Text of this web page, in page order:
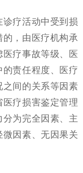
疗活动中受到损
，由医疗机构承
疗事故等级、医
责任程度、医疗
间的关系等因素
疗损害鉴定管理
为完全因素、主
因素、无因果关